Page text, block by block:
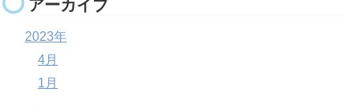
アーカイブ
2023年
4月
1月